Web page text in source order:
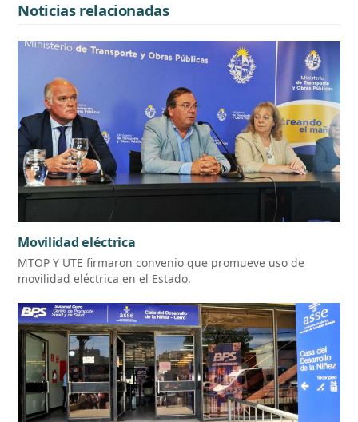
Noticias relacionadas
Movilidad eléctrica
MTOP Y UTE firmaron convenio que promueve uso de
movilidad eléctrica en el Estado.